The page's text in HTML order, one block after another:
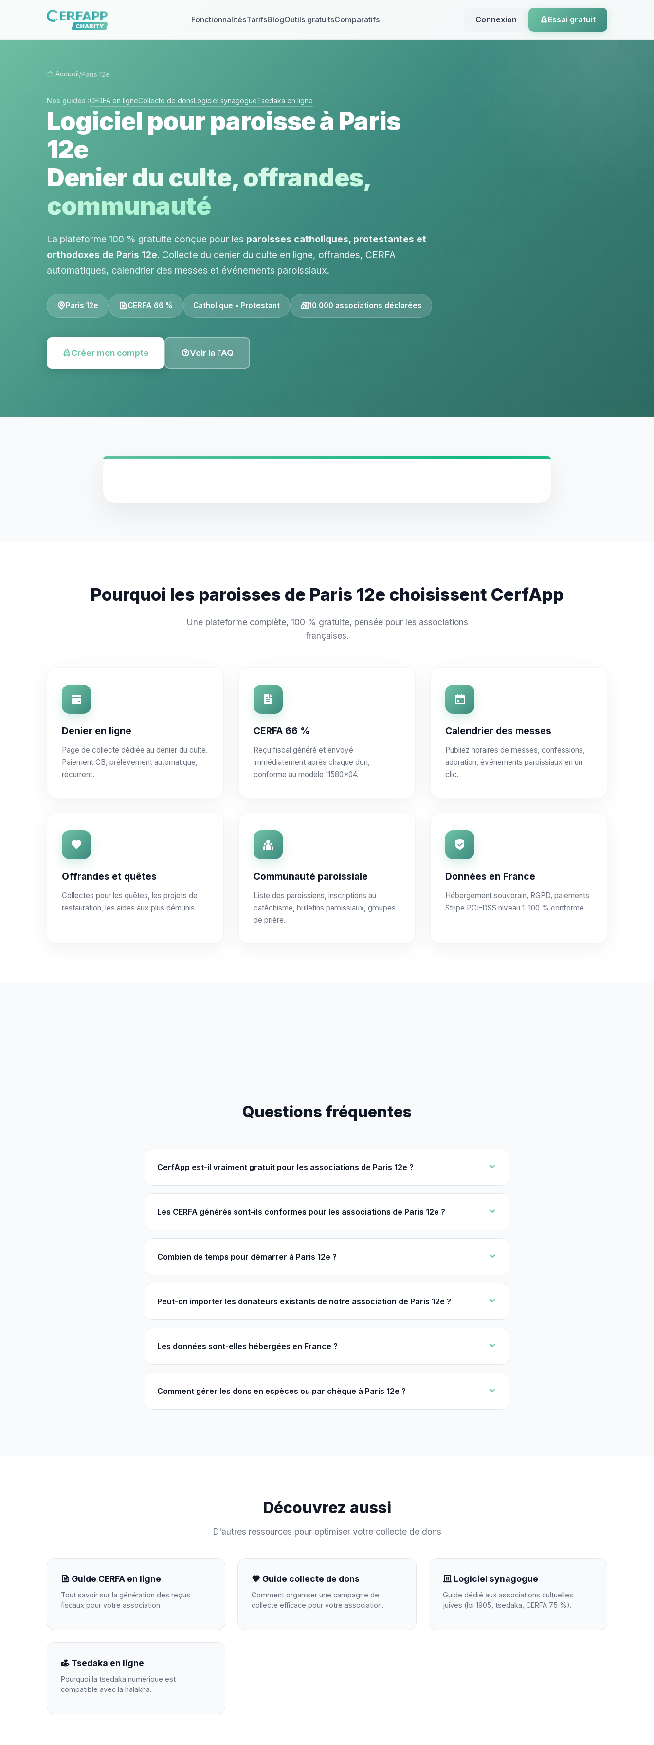
FonctionnalitésTarifsBlogOutils gratuitsComparatifs Connexion Essai gratuit
Accueil/Paris 12e
Nos guides :CERFA en ligneCollecte de donsLogiciel synagogueTsedaka en ligne
Logiciel pour paroisse à Paris
12e
Denier du culte, offrandes,
communauté
La plateforme 100 % gratuite conçue pour les paroisses catholiques, protestantes et
orthodoxes de Paris 12e. Collecte du denier du culte en ligne, offrandes, CERFA
automatiques, calendrier des messes et événements paroissiaux.
Paris 12e CERFA 66 % Catholique • Protestant 10 000 associations déclarées
Créer mon compte Voir la FAQ
Pourquoi les paroisses de Paris 12e choisissent CerfApp
Une plateforme complète, 100 % gratuite, pensée pour les associations
françaises.
Denier en ligne
Page de collecte dédiée au denier du culte.
Paiement CB, prélèvement automatique,
récurrent.
CERFA 66 %
Reçu fiscal généré et envoyé
immédiatement après chaque don,
conforme au modèle 11580*04.
Calendrier des messes
Publiez horaires de messes, confessions,
adoration, événements paroissiaux en un
clic.
Offrandes et quêtes
Collectes pour les quêtes, les projets de
restauration, les aides aux plus démunis.
Communauté paroissiale
Liste des paroissiens, inscriptions au
catéchisme, bulletins paroissiaux, groupes
de prière.
Données en France
Hébergement souverain, RGPD, paiements
Stripe PCI-DSS niveau 1. 100 % conforme.
Questions fréquentes
CerfApp est-il vraiment gratuit pour les associations de Paris 12e ?
Les CERFA générés sont-ils conformes pour les associations de Paris 12e ?
Combien de temps pour démarrer à Paris 12e ?
Peut-on importer les donateurs existants de notre association de Paris 12e ?
Les données sont-elles hébergées en France ?
Comment gérer les dons en espèces ou par chèque à Paris 12e ?
Découvrez aussi
D'autres ressources pour optimiser votre collecte de dons
Guide CERFA en ligne
Tout savoir sur la génération des reçus
fiscaux pour votre association.
Guide collecte de dons
Comment organiser une campagne de
collecte efficace pour votre association.
Logiciel synagogue
Guide dédié aux associations cultuelles
juives (loi 1905, tsedaka, CERFA 75 %).
Tsedaka en ligne
Pourquoi la tsedaka numérique est
compatible avec la halakha.